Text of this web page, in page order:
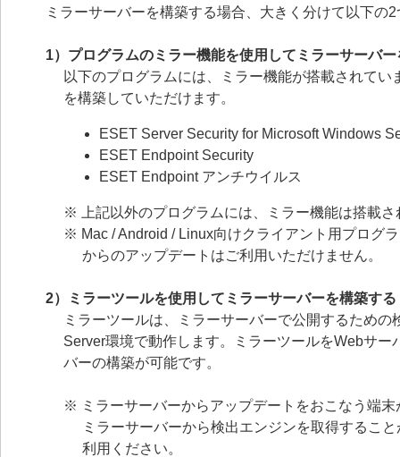
ミラーサーバーを構築する場合、大きく分けて以下の
1）プログラムのミラー機能を使用してミラーサーバ
以下のプログラムには、ミラー機能が搭載されて
を構築していただけます。
ESET Server Security for Microsoft Windows
ESET Endpoint Security
ESET Endpoint アンチウイルス
※ 上記以外のプログラムには、ミラー機能は搭載さ
※ Mac / Android / Linux向けクライアント用プログ
からのアップデートはご利用いただけません。
2）ミラーツールを使用してミラーサーバーを構築する
ミラーツールは、ミラーサーバーで公開するため
Server環境で動作します。ミラーツールをWebサ
バーの構築が可能です。
※ ミラーサーバーからアップデートをおこなう端
ミラーサーバーから検出エンジンを取得するこ
利用ください。